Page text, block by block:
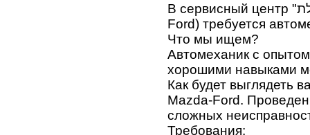
В сервисный центр "תכלת". (авторизованный Mazda –
Ford) требуется
Что мы ищем?
Автомеханик с
хорошими навыками
Как будет выглядеть
Mazda-Ford.
сложных
Требования: